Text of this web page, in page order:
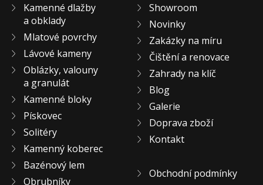
DLAŽEBNÍ KOSTKY
KAMENNÉ DLAŽBY, OBKLADY
MLATOVÉ POVRCHY
ZAKÁZKY NA MÍRU
VÝPRODEJ
NOVINKY
BLOG
KONTAKT
Kamenné dlažby
a obklady
Mlatové povrchy
Lávové kameny
Oblázky, valouny
a granulát
Kamenné bloky
Pískovec
Solitéry
Kamenný koberec
Bazénový lem
Obrubníky
Showroom
Novinky
Zakázky na míru
Čištění a renovace
Zahrady na klíč
Blog
Galerie
Doprava zboží
Kontakt
Obchodní podmínky